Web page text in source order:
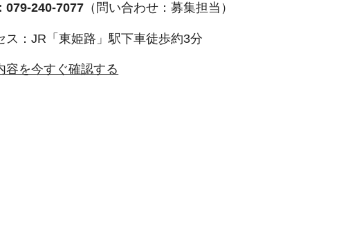
079-240-7077 （問い合わせ：募集担当）
ス：JR「東姫路」駅下車徒歩約3分
容を今すぐ確認する